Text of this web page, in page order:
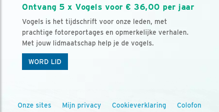
Ontvang 5 x Vogels voor € 36,00 per jaar
Vogels is het tijdschrift voor onze leden, met
prachtige fotoreportages en opmerkelijke verhalen.
Met jouw lidmaatschap help je de vogels.
WORD LID
Onze sites Mijn privacy Cookieverklaring Colofon